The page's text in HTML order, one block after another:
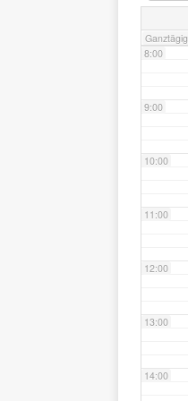
Ganztägig
8:00
9:00
10:00
11:00
12:00
13:00
14:00